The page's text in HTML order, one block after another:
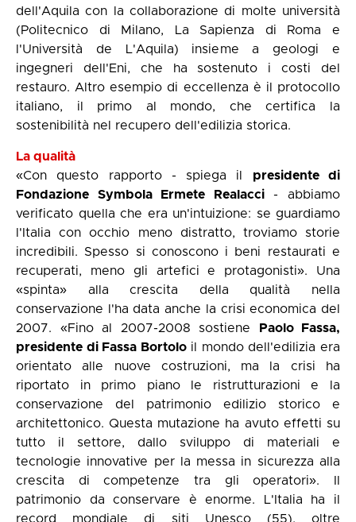
dell'Aquila con la collaborazione di molte università
(Politecnico di Milano, La Sapienza di Roma e
l'Università de L'Aquila) insieme a geologi e
ingegneri dell'Eni, che ha sostenuto i costi del
restauro. Altro esempio di eccellenza è il protocollo
italiano, il primo al mondo, che certifica la
sostenibilità nel recupero dell'edilizia storica.
La qualità
«Con questo rapporto - spiega il presidente di
Fondazione Symbola Ermete Realacci- abbiamo
verificato quella che era un'intuizione: se guardiamo
l'Italia con occhio meno distratto, troviamo storie
incredibili. Spesso si conoscono i beni restaurati e
recuperati, meno gli artefici e protagonisti». Una
«spinta» alla crescita della qualità nella
conservazione l'ha data anche la crisi economica del
2007. «Fino al 2007-2008 sostiene
Paolo Fassa,
presidente di Fassa Bortoloil mondo dell'edilizia era
orientato alle nuove costruzioni, ma la crisi ha
riportato in primo piano le ristrutturazioni e la
conservazione del patrimonio edilizio storico e
architettonico. Questa mutazione ha avuto effetti su
tutto il settore, dallo sviluppo di materiali e
tecnologie innovative per la messa in sicurezza alla
crescita di competenze tra gli operatori». Il
patrimonio da conservare è enorme. L'Italia ha il
record mondiale di siti Unesco (55), oltre